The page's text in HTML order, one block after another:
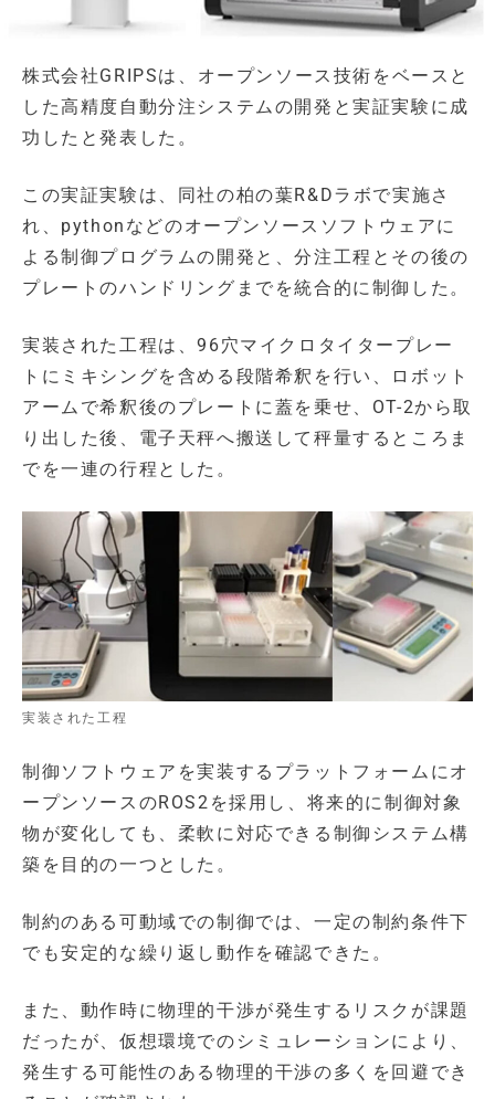
株式会社GRIPSは、オープンソース技術をベースと
した高精度自動分注システムの開発と実証実験に成
功したと発表した。
この実証実験は、同社の柏の葉R&Dラボで実施さ
れ、pythonなどのオープンソースソフトウェアに
よる制御プログラムの開発と、分注工程とその後の
プレートのハンドリングまでを統合的に制御した。
実装された工程は、96穴マイクロタイタープレー
トにミキシングを含める段階希釈を行い、ロボット
アームで希釈後のプレートに蓋を乗せ、OT-2から取
り出した後、電子天秤へ搬送して秤量するところま
でを一連の行程とした。
実装された工程
制御ソフトウェアを実装するプラットフォームにオ
ープンソースのROS2を採用し、将来的に制御対象
物が変化しても、柔軟に対応できる制御システム構
築を目的の一つとした。
制約のある可動域での制御では、一定の制約条件下
でも安定的な繰り返し動作を確認できた。
また、動作時に物理的干渉が発生するリスクが課題
だったが、仮想環境でのシミュレーションにより、
発生する可能性のある物理的干渉の多くを回避でき